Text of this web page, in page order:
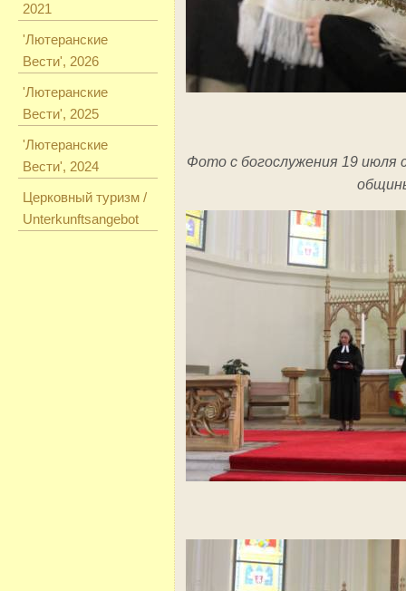
2021
'Лютеранские
Вести', 2026
'Лютеранские
Вести', 2025
'Лютеранские
Вести', 2024
Церковный туризм /
Unterkunftsangebot
Фото с богослужения 19 июля